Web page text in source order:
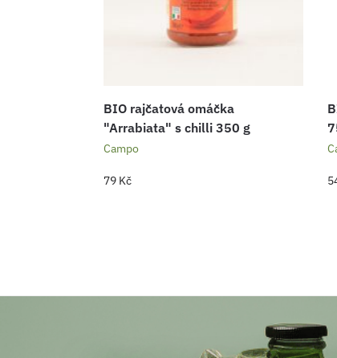
BIO rajčatová omáčka
"Arrabiata" s chilli 350 g
Campo
79 Kč